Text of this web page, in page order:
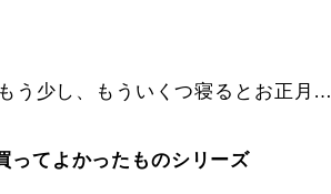
う少し、もういくつ寝るとお正月…
ってよかったものシリーズ